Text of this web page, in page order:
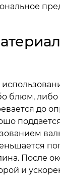
блюм, либо
до
После
и